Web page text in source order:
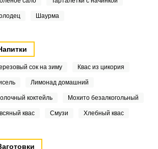
Шаурма
сок на зиму Квас из цикория
Лимонад домашний
коктейль Мохито безалкогольный
квас Смузи Хлебный квас
и, не
помидоров. Чем